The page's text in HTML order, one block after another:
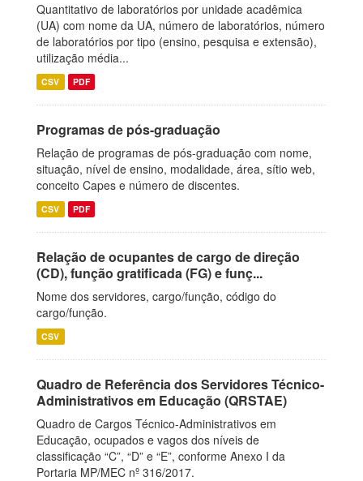
Quantitativo de laboratórios por unidade acadêmica
(UA) com nome da UA, número de laboratórios, número
de laboratórios por tipo (ensino, pesquisa e extensão),
utilização média...
CSV PDF
Programas de pós-graduação
Relação de programas de pós-graduação com nome,
situação, nível de ensino, modalidade, área, sítio web,
conceito Capes e número de discentes.
CSV PDF
Relação de ocupantes de cargo de direção
(CD), função gratificada (FG) e funç...
Nome dos servidores, cargo/função, código do
cargo/função.
CSV
Quadro de Referência dos Servidores Técnico-
Administrativos em Educação (QRSTAE)
Quadro de Cargos Técnico-Administrativos em
Educação, ocupados e vagos dos níveis de
classificação “C”, “D” e “E”, conforme Anexo I da
Portaria MP/MEC nº 316/2017.